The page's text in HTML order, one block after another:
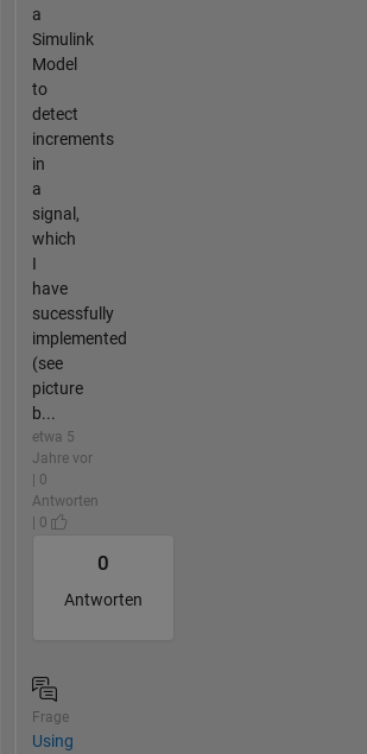
a
Simulink
Model
to
detect
increments
in
a
signal,
which
I
have
sucessfully
implemented
(see
picture
b...
etwa 5
Jahre vor
| 0
Antworten
| 0
0
Antworten
Frage
Using